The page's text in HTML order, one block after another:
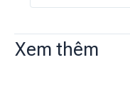
Xem thêm